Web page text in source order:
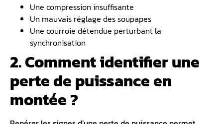
Une compression insuffisante
Un mauvais réglage des soupapes
Une courroie détendue perturbant la
synchronisation
2. Comment identifier une
perte de puissance en
montée ?